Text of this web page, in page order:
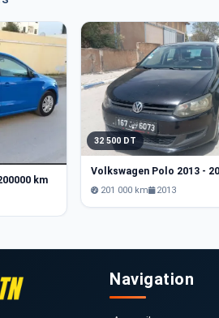
km
32 500 DT
201 000 km 2013
Navigation